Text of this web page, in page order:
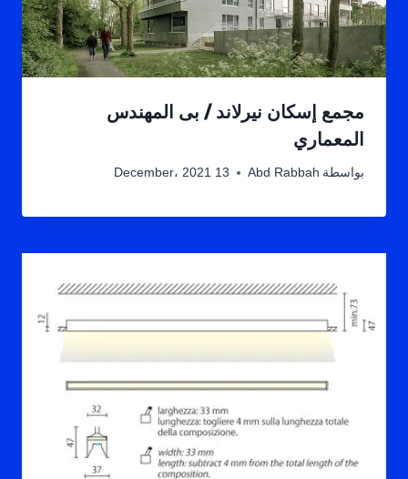
مجمع إسكان نيرلاند / بى المهندس
المعماري
بواسطة Abd Rabbah 13 December، 2021